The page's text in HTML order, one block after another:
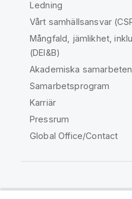
Ledning
Vårt samhällsansvar
Mångfald, jämlikhet,
(DEI&B)
Akademiska samarbeten
Samarbetsprogram
Karriär
Pressrum
Global Office/Contact